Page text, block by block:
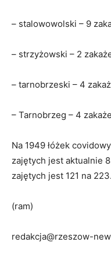
– stalowowolski – 9
– strzyżowski – 2
– tarnobrzeski – 4
– Tarnobrzeg – 4
Na 1949 łóżek
zajętych jest aktualnie
zajętych jest 121 na 223.
(ram)
redakcja@rzeszow-